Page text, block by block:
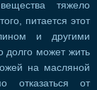
тяжело
питается этот
и другими
долго может жить
на масляной
отказаться от